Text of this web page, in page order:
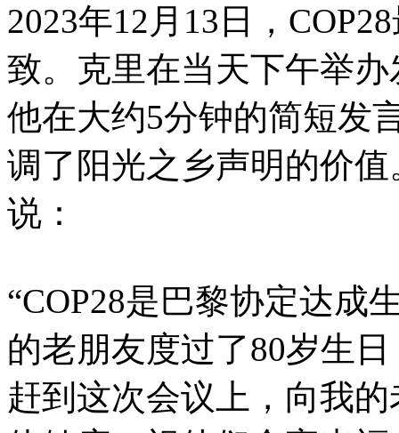
2023年12月13日，
致。克里在当天下午举
他在大约5分钟的简短发
调了阳光之乡声明的价
说：
“COP28是巴黎协定达成
的老朋友度过了80岁生
赶到这次会议上，向我